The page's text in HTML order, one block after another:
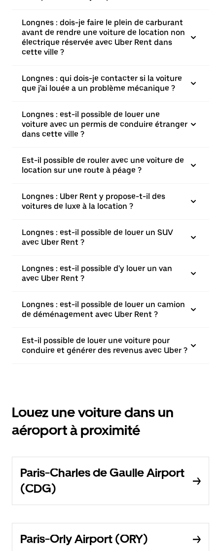
Longnes : dois-je faire le plein de carburant
avant de rendre une voiture de location non
électrique réservée avec Uber Rent dans
cette ville ?
Longnes : qui dois-je contacter si la voiture
que j'ai louée a un problème mécanique ?
Longnes : est-il possible de louer une
voiture avec un permis de conduire étranger
dans cette ville ?
Est-il possible de rouler avec une voiture de
location sur une route à péage ?
Longnes : Uber Rent y propose-t-il des
voitures de luxe à la location ?
Longnes : est-il possible de louer un SUV
avec Uber Rent ?
Longnes : est-il possible d'y louer un van
avec Uber Rent ?
Longnes : est-il possible de louer un camion
de déménagement avec Uber Rent ?
Est-il possible de louer une voiture pour
conduire et générer des revenus avec Uber ?
Louez une voiture dans un
aéroport à proximité
Paris-Charles de Gaulle Airport
(CDG)
Paris-Orly Airport (ORY)